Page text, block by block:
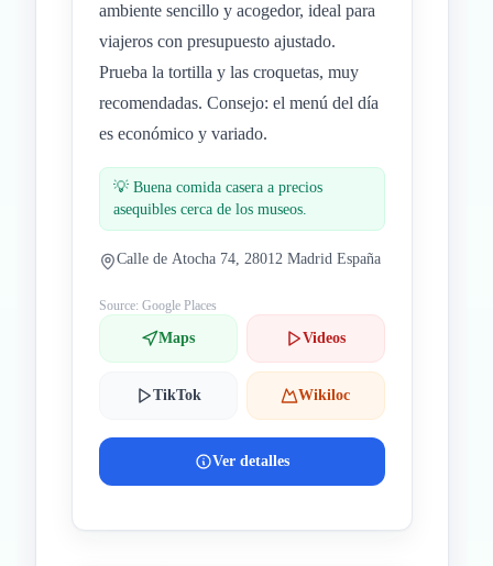
ambiente sencillo y acogedor, ideal para
viajeros con presupuesto ajustado.
Prueba la tortilla y las croquetas, muy
recomendadas. Consejo: el menú del día
es económico y variado.
💡 Buena comida casera a precios
asequibles cerca de los museos.
Calle de Atocha 74, 28012 Madrid España
Source: Google Places
Maps Videos
TikTok Wikiloc
Ver detalles